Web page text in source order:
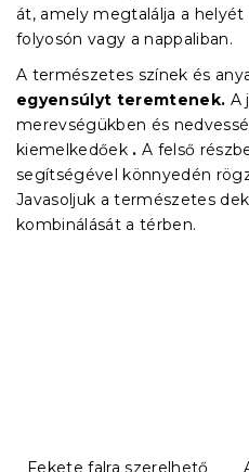
át, amely megtalálja a helyét
folyosón vagy a nappaliban.
A természetes színek és
egyensúlyt teremtenek. A
merevségükben és
kiemelkedőek . A felső
segítségével könnyedén
Javasoljuk a természetes
kombinálását a térben.
Fekete falra szerelhető